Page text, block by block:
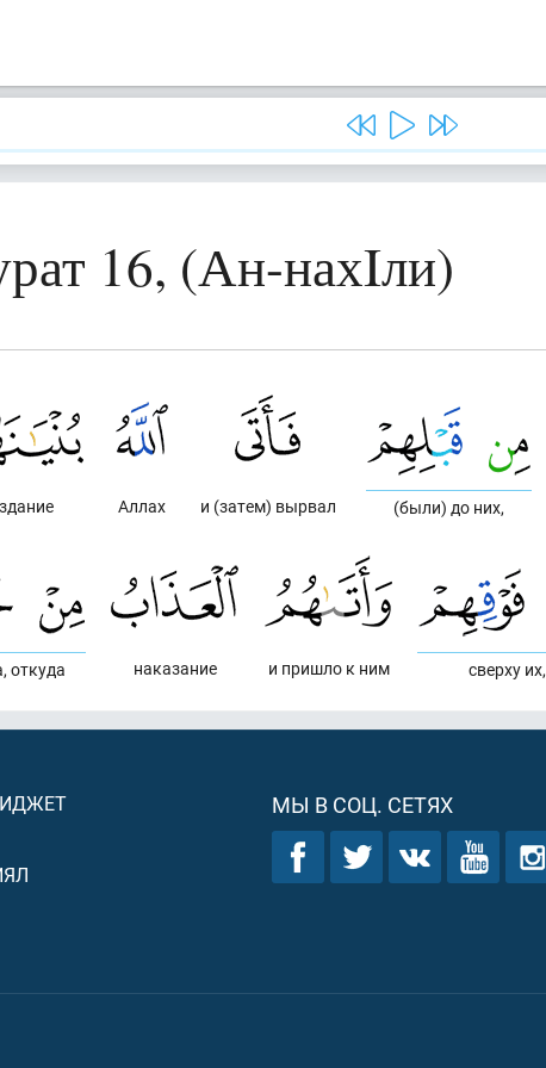
16, (Ан-нахIли)
(были) до них,
и (затем) вырвал
Аллах
сверху их,
и пришло к ним
наказание
откуда
МЫ В СОЦ. СЕТЯХ